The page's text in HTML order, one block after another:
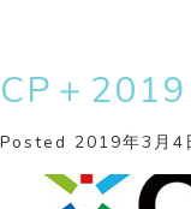
CP＋2019
Posted 2019年3月4